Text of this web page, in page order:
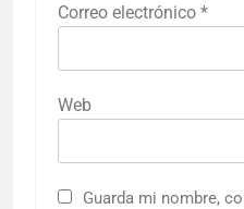
Correo electrónico *
Web
Guarda mi nombre,